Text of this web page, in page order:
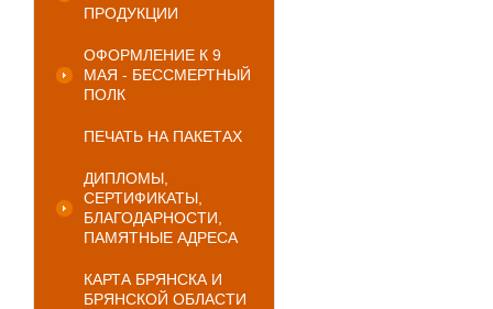
ПРОДУКЦИИ
ОФОРМЛЕНИЕ К 9
МАЯ - БЕССМЕРТНЫЙ
ПОЛК
ПЕЧАТЬ НА ПАКЕТАХ
ДИПЛОМЫ,
СЕРТИФИКАТЫ,
БЛАГОДАРНОСТИ,
ПАМЯТНЫЕ АДРЕСА
КАРТА БРЯНСКА И
БРЯНСКОЙ ОБЛАСТИ